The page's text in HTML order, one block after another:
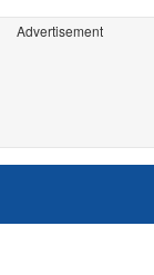
Advertisement